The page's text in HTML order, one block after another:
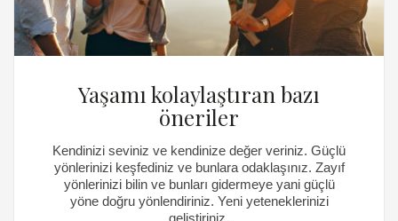
Yaşamı kolaylaştıran bazı
öneriler
Kendinizi seviniz ve kendinize değer veriniz. Güçlü
yönlerinizi keşfediniz ve bunlara odaklaşınız. Zayıf
yönlerinizi bilin ve bunları gidermeye yani güçlü
yöne doğru yönlendiriniz. Yeni yeteneklerinizi